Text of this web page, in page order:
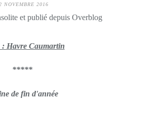
NOVEMBRE 2016
et publié depuis Overblog
: Havre Caumartin
*****
de fin d'année